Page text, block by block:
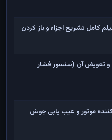
تعویض آن (سنسور فشار
موتور و عیب یابی جوش